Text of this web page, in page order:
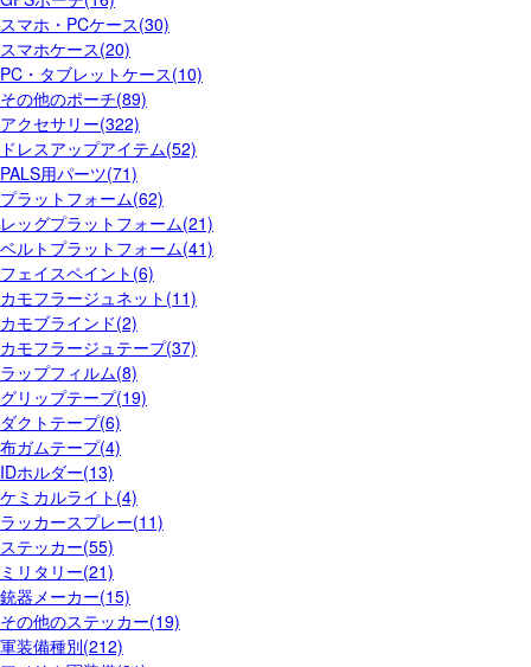
スマホ・PCケース(30)
スマホケース(20)
PC・タブレットケース(10)
その他のポーチ(89)
アクセサリー(322)
ドレスアップアイテム(52)
PALS用パーツ(71)
プラットフォーム(62)
レッグプラットフォーム(21)
ベルトプラットフォーム(41)
フェイスペイント(6)
カモフラージュネット(11)
カモブラインド(2)
カモフラージュテープ(37)
ラップフィルム(8)
グリップテープ(19)
ダクトテープ(6)
布ガムテープ(4)
IDホルダー(13)
ケミカルライト(4)
ラッカースプレー(11)
ステッカー(55)
ミリタリー(21)
銃器メーカー(15)
その他のステッカー(19)
軍装備種別(212)